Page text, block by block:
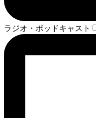
ラジオ・ポッドキャスト